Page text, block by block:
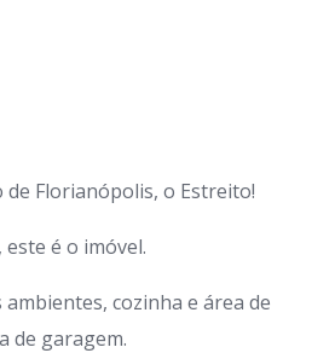
de Florianópolis, o Estreito!
é o imóvel.
cozinha e área de
de garagem.